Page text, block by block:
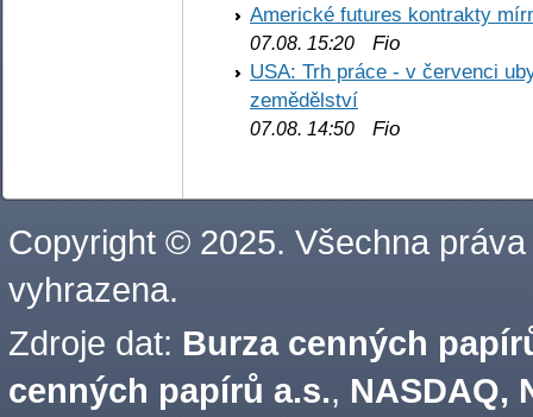
Americké futures kontrakty
07.08. 15:20 Fio
USA: Trh práce - v červenci
zemědělství
07.08. 14:50 Fio
Copyright © 2025. Všechna práva
vyhrazena.
Zdroje dat: Burza cenných
cenných papírů a.s., NASDAQ,